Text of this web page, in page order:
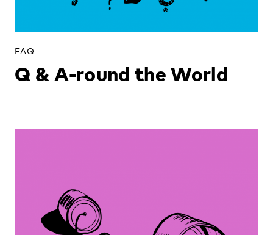
FAQ
Q & A-round the World